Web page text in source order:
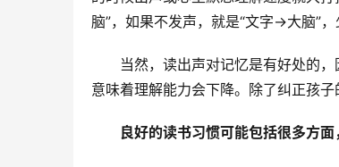
脑”，如果不发声，就是“文字→大脑”，
当然，读出声对记忆是有好处的
意味着理解能力会下降。除了纠正孩
良好的读书习惯可能包括很多方